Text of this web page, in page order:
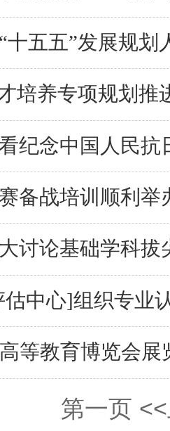
五五”发展规划
培养专项规划推
纪念中国人民抗
备战培训顺利举
讨论基础学科拔
中心]组织专业
等教育博览会展
第一页